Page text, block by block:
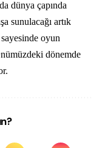
dünya çapında
sunulacağı artık
oyun
dönemde